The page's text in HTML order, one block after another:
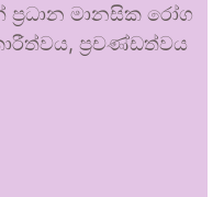
මානසික රෝග
ප්‍රචණ්ඩත්වය